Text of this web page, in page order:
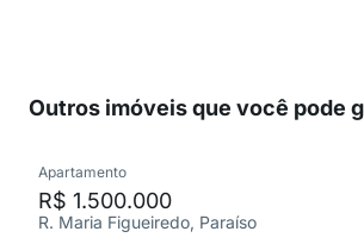
Outros imóveis que você pode
Apartamento
R$ 1.500.000
R. Maria Figueiredo, Paraíso